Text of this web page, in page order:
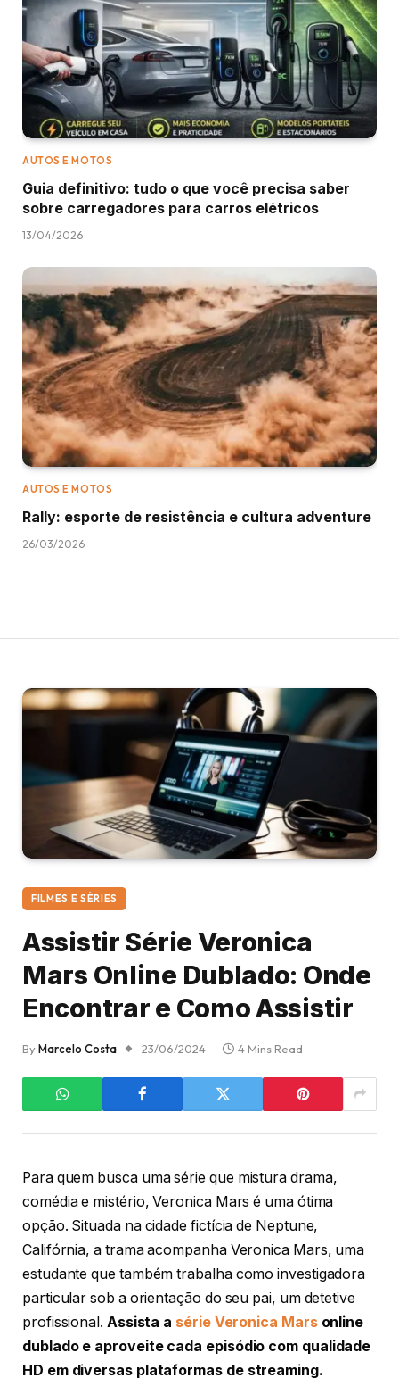
AUTOS E MOTOS
Guia definitivo: tudo o que você precisa saber
sobre carregadores para carros elétricos
13/04/2026
AUTOS E MOTOS
Rally: esporte de resistência e cultura adventure
26/03/2026
FILMES E SÉRIES
Assistir Série Veronica
Mars Online Dublado: Onde
Encontrar e Como Assistir
ByMarcelo Costa 23/06/2024 4 Mins Read
Para quem busca uma série que mistura drama,
comédia e mistério, Veronica Mars é uma ótima
opção. Situada na cidade fictícia de Neptune,
Califórnia, a trama acompanha Veronica Mars, uma
estudante que também trabalha como investigadora
particular sob a orientação do seu pai, um detetive
profissional. Assista a série Veronica Marsonline
dublado e aproveite cada episódio com qualidade
HD em diversas plataformas de streaming.